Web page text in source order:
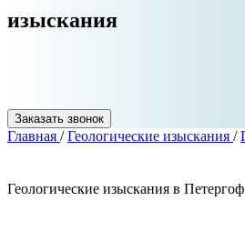
изыскания
Заказать звонок
Главная /Геологические изыскания /
Геологические изыскания в